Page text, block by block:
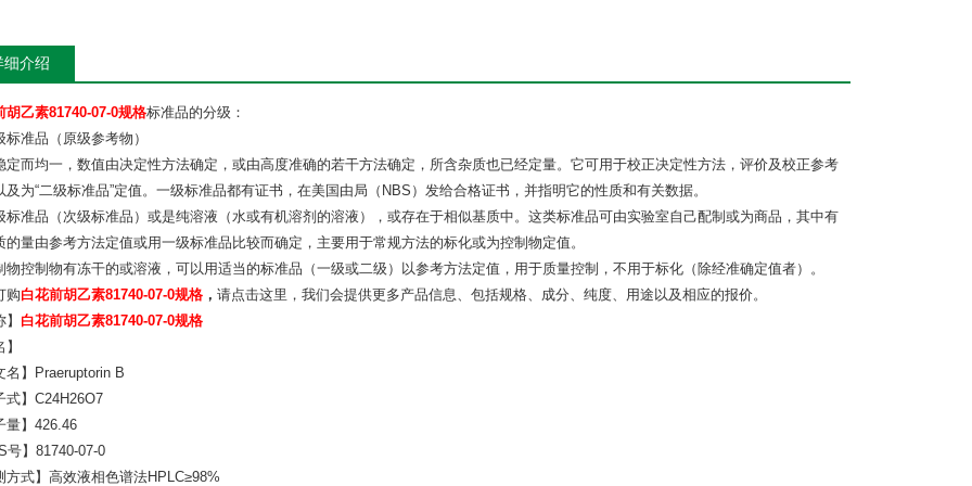
细介绍
胡乙素81740-07-0规格标准品的分级：
准品（原级参考物）
定而均一，数值由决定性方法确定，或由高度准确的若干方法确定，所含杂质也已经定量。它可用于校正决定性方法，评价及校正参考
及为“二级标准品”定值。一级标准品都有证书，在美国由局（NBS）发给合格证书，并指明它的性质和有关数据。
准品（次级标准品）或是纯溶液（水或有机溶剂的溶液），或存在于相似基质中。这类标准品可由实验室自己配制或为商品，其中有
的量由参考方法定值或用一级标准品比较而确定，主要用于常规方法的标化或为控制物定值。
控制物有冻干的或溶液，可以用适当的标准品（一级或二级）以参考方法定值，用于质量控制，不用于标化（除经准确定值者）。
购白花前胡乙素81740-07-0规格 ， 请点击这里，我们会提供更多产品信息、包括规格、成分、纯度、用途以及相应的报价。
白花前胡乙素81740-07-0规格
名】Praeruptorin B
式】C24H26O7
量】426.46
号】81740-07-0
方式】高效液相色谱法HPLC≥98%